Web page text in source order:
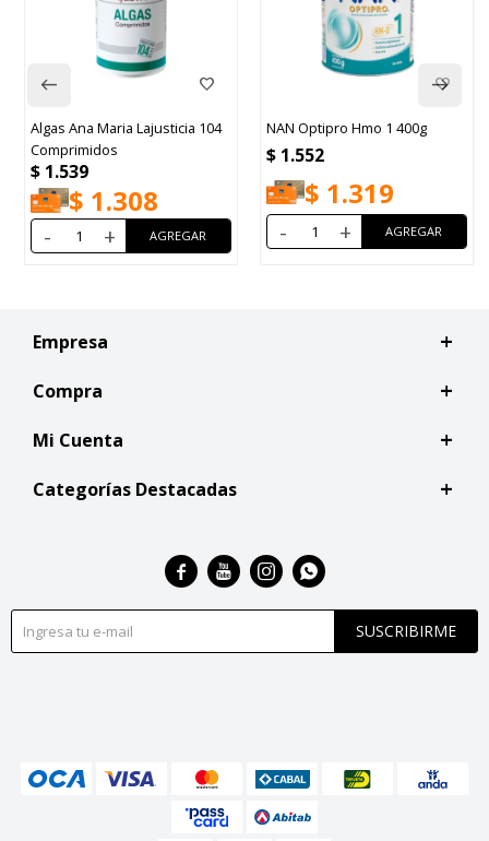
Algas Ana Maria Lajusticia 104
Comprimidos
$ 1.539
$ 1.308
- +
NAN Optipro Hmo 1 400g
$ 1.552
$ 1.319
- +
Empresa
Compra
Mi Cuenta
Categorías Destacadas
SUSCRIBIRME
   